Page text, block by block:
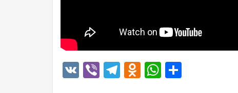
VK ViberTelegram
Odnoklassniki
WhatsApp